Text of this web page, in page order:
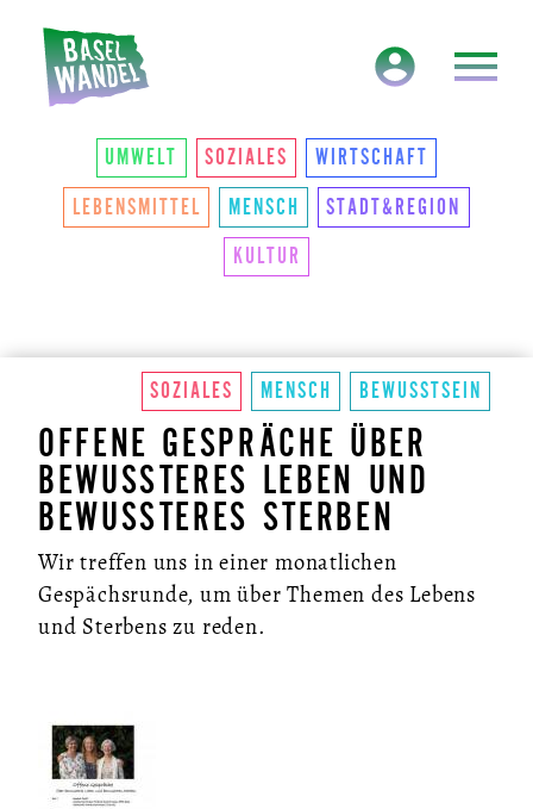
HAUPTNAVIGATION
THEMEN
UMWELT SOZIALES WIRTSCHAFT
LEBENSMITTEL MENSCH STADT&REGION
KULTUR
SOZIALES MENSCH BEWUSSTSEIN
OFFENE GESPRÄCHE ÜBER
BEWUSSTERES LEBEN UND
BEWUSSTERES STERBEN
Wir treffen uns in einer monatlichen
Gespächsrunde, um über Themen des Lebens
und Sterbens zu reden.